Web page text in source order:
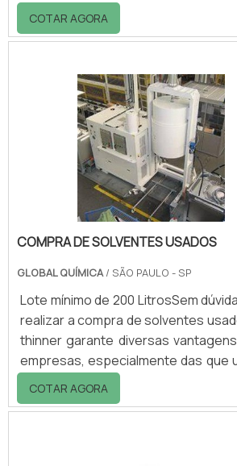
colaboram com o ambiente,
ruas limpas, evitando dessa
informações entrando em
Teknoval. Aproveite para
COTAR AGORA
COMPRA DE SOLVENTES USADOS
GLOBAL QUÍMICA/ SÃO PAULO - SP
Lote mínimo de 200 LitrosSem
realizar a compra de solventes
thinner garante diversas
empresas, especialmente das que
produto recuperado nos
produtivos. O produto usado e
COTAR AGORA